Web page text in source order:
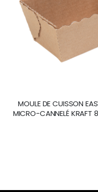
MOULE DE CUISSON
MICRO-CANNELÉ KRAFT